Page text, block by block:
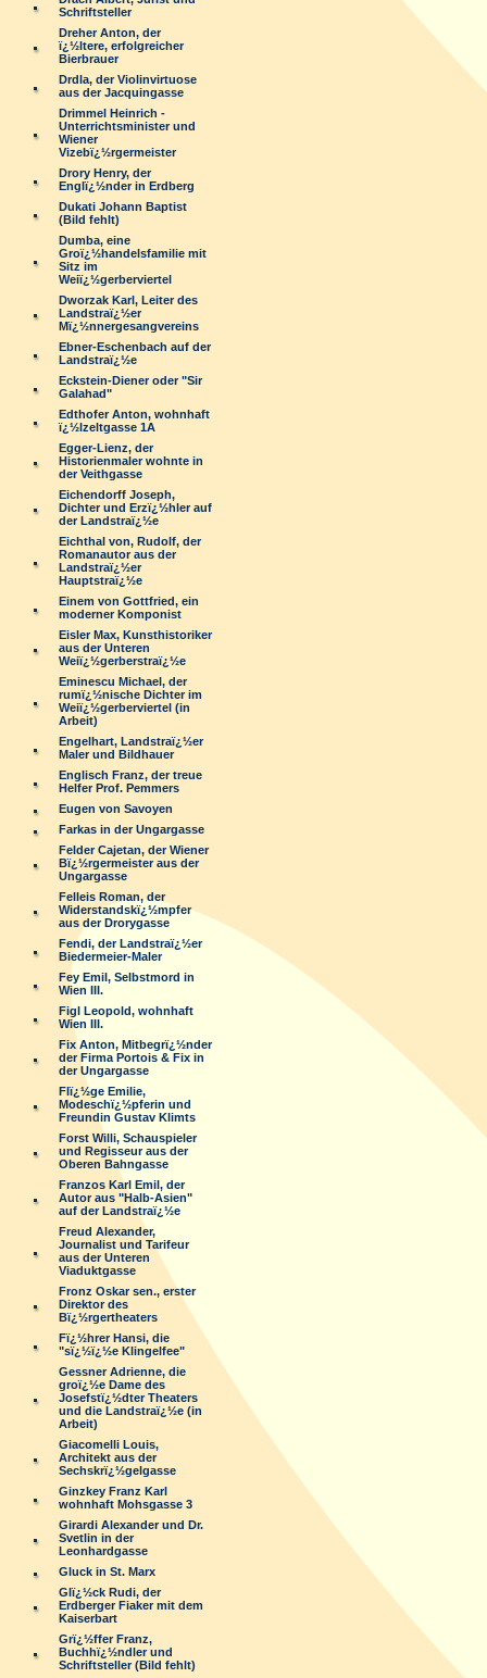
Schriftsteller
Dreher Anton, der
ï¿½ltere, erfolgreicher
Bierbrauer
Drdla, der Violinvirtuose
aus der Jacquingasse
Drimmel Heinrich -
Unterrichtsminister und
Wiener
Vizebï¿½rgermeister
Drory Henry, der
Englï¿½nder in Erdberg
Dukati Johann Baptist
(Bild fehlt)
Dumba, eine
Groï¿½handelsfamilie mit
Sitz im
Weiï¿½gerberviertel
Dworzak Karl, Leiter des
Landstraï¿½er
Mï¿½nnergesangvereins
Ebner-Eschenbach auf der
Landstraï¿½e
Eckstein-Diener oder "Sir
Galahad"
Edthofer Anton, wohnhaft
ï¿½lzeltgasse 1A
Egger-Lienz, der
Historienmaler wohnte in
der Veithgasse
Eichendorff Joseph,
Dichter und Erzï¿½hler auf
der Landstraï¿½e
Eichthal von, Rudolf, der
Romanautor aus der
Landstraï¿½er
Hauptstraï¿½e
Einem von Gottfried, ein
moderner Komponist
Eisler Max, Kunsthistoriker
aus der Unteren
Weiï¿½gerberstraï¿½e
Eminescu Michael, der
rumï¿½nische Dichter im
Weiï¿½gerberviertel (in
Arbeit)
Engelhart, Landstraï¿½er
Maler und Bildhauer
Englisch Franz, der treue
Helfer Prof. Pemmers
Eugen von Savoyen
Farkas in der Ungargasse
Felder Cajetan, der Wiener
Bï¿½rgermeister aus der
Ungargasse
Felleis Roman, der
Widerstandskï¿½mpfer
aus der Drorygasse
Fendi, der Landstraï¿½er
Biedermeier-Maler
Fey Emil, Selbstmord in
Wien III.
Figl Leopold, wohnhaft
Wien III.
Fix Anton, Mitbegrï¿½nder
der Firma Portois & Fix in
der Ungargasse
Flï¿½ge Emilie,
Modeschï¿½pferin und
Freundin Gustav Klimts
Forst Willi, Schauspieler
und Regisseur aus der
Oberen Bahngasse
Franzos Karl Emil, der
Autor aus "Halb-Asien"
auf der Landstraï¿½e
Freud Alexander,
Journalist und Tarifeur
aus der Unteren
Viaduktgasse
Fronz Oskar sen., erster
Direktor des
Bï¿½rgertheaters
Fï¿½hrer Hansi, die
"sï¿½ï¿½e Klingelfee"
Gessner Adrienne, die
groï¿½e Dame des
Josefstï¿½dter Theaters
und die Landstraï¿½e (in
Arbeit)
Giacomelli Louis,
Architekt aus der
Sechskrï¿½gelgasse
Ginzkey Franz Karl
wohnhaft Mohsgasse 3
Girardi Alexander und Dr.
Svetlin in der
Leonhardgasse
Gluck in St. Marx
Glï¿½ck Rudi, der
Erdberger Fiaker mit dem
Kaiserbart
Grï¿½ffer Franz,
Buchhï¿½ndler und
Schriftsteller (Bild fehlt)